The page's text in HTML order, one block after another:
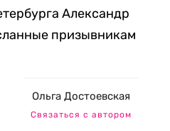
Александр
призывникам
Ольга Достоевская
Связаться с автором